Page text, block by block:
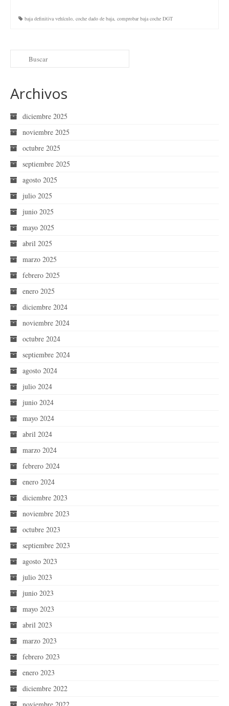
baja definitiva vehículo, coche dado de baja, comprobar baja coche DGT
Archivos
diciembre 2025
noviembre 2025
octubre 2025
septiembre 2025
agosto 2025
julio 2025
junio 2025
mayo 2025
abril 2025
marzo 2025
febrero 2025
enero 2025
diciembre 2024
noviembre 2024
octubre 2024
septiembre 2024
agosto 2024
julio 2024
junio 2024
mayo 2024
abril 2024
marzo 2024
febrero 2024
enero 2024
diciembre 2023
noviembre 2023
octubre 2023
septiembre 2023
agosto 2023
julio 2023
junio 2023
mayo 2023
abril 2023
marzo 2023
febrero 2023
enero 2023
diciembre 2022